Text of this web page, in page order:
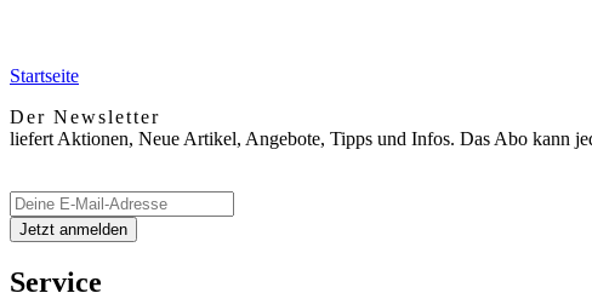
Startseite
Der Newsletter
liefert Aktionen, Neue Artikel, Angebote, Tipps und Infos. Das Abo kann
Service